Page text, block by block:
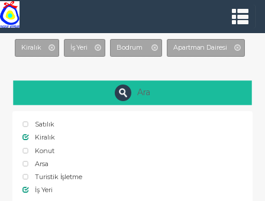
Kiralık İş Yeri Bodrum Apartman Dairesi
Ara
Satılık
Kiralık
Konut
Arsa
Turistik İşletme
İş Yeri